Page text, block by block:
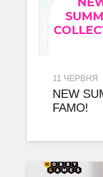
11 ЧЕРВНЯ
NEW
FAMO!